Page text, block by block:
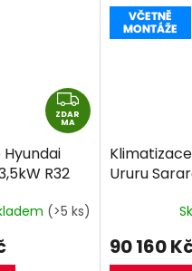
Z
D
A
ZDAR
MA
R32
(>5 ks)
Ururu
90 160